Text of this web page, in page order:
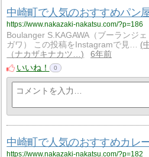
中崎町で人気のおすすめパン
https://www.nakazaki-nakatsu.com/?p=186
Boulanger S.KAGAWA（ブーランジェ
ガワ） この投稿をInstagramで見…
（ナカザキナカツ…
6年前
いいね！
0
中崎町で人気のおすすめカレ
https://www.nakazaki-nakatsu.com/?p=182